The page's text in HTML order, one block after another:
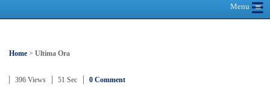
Menu≡
☰
Home > Ultima Ora
396 Views 51 Sec 0 Comment